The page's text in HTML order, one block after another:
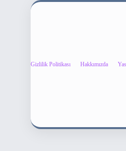
Gizlilik Politikası Hakkımızda